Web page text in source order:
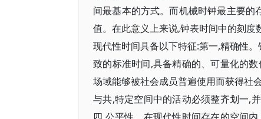
间最基本的方式。而机械时钟最主要
值。在此意义上来说,钟表时间中的刻
现代性时间具备以下特征:第一,精确性
致的标准时间,具备精确的、可量化的
场域能够被社会成员普遍使用而获得社
与共,特定空间中的活动必须整齐划一,